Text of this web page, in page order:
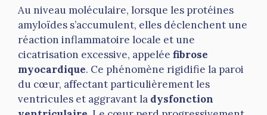
Au niveau moléculaire, lorsque les protéines
amyloïdes s’accumulent, elles déclenchent une
réaction inflammatoire locale et une
cicatrisation excessive, appelée fibrose
myocardique. Ce phénomène rigidifie la paroi
du cœur, affectant particulièrement les
ventricules et aggravant la dysfonction